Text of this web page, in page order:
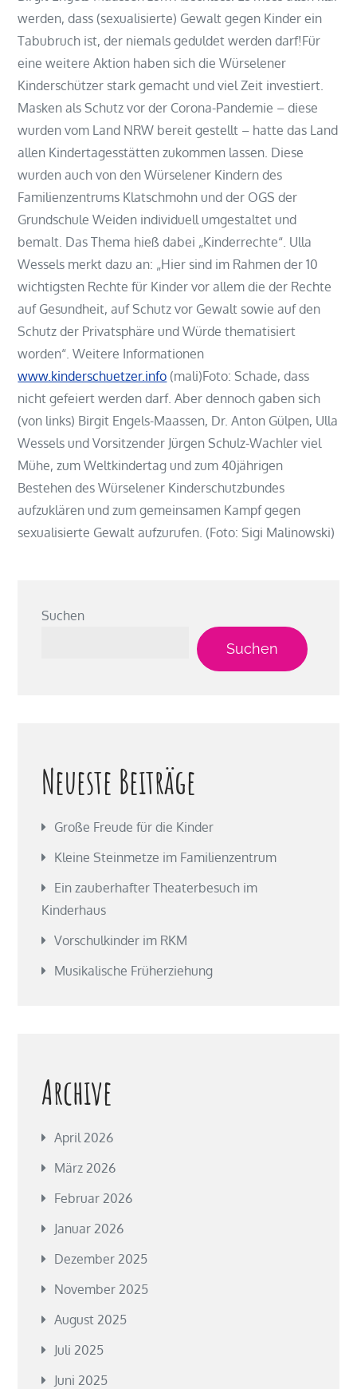
werden, dass (sexualisierte) Gewalt gegen Kinder ein
Tabubruch ist, der niemals geduldet werden darf!Für
eine weitere Aktion haben sich die Würselener
Kinderschützer stark gemacht und viel Zeit investiert.
Masken als Schutz vor der Corona-Pandemie – diese
wurden vom Land NRW bereit gestellt – hatte das Land
allen Kindertagesstätten zukommen lassen. Diese
wurden auch von den Würselener Kindern des
Familienzentrums Klatschmohn und der OGS der
Grundschule Weiden individuell umgestaltet und
bemalt. Das Thema hieß dabei „Kinderrechte“. Ulla
Wessels merkt dazu an: „Hier sind im Rahmen der 10
wichtigsten Rechte für Kinder vor allem die der Rechte
auf Gesundheit, auf Schutz vor Gewalt sowie auf den
Schutz der Privatsphäre und Würde thematisiert
worden“. Weitere Informationen
www.kinderschuetzer.info (mali)Foto: Schade, dass
nicht gefeiert werden darf. Aber dennoch gaben sich
(von links) Birgit Engels-Maassen, Dr. Anton Gülpen, Ulla
Wessels und Vorsitzender Jürgen Schulz-Wachler viel
Mühe, zum Weltkindertag und zum 40jährigen
Bestehen des Würselener Kinderschutzbundes
aufzuklären und zum gemeinsamen Kampf gegen
sexualisierte Gewalt aufzurufen. (Foto: Sigi Malinowski)
Suchen
Suchen
Neueste Beiträge
Große Freude für die Kinder
Kleine Steinmetze im Familienzentrum
Ein zauberhafter Theaterbesuch im
Kinderhaus
Vorschulkinder im RKM
Musikalische Früherziehung
Archive
April 2026
März 2026
Februar 2026
Januar 2026
Dezember 2025
November 2025
August 2025
Juli 2025
Juni 2025